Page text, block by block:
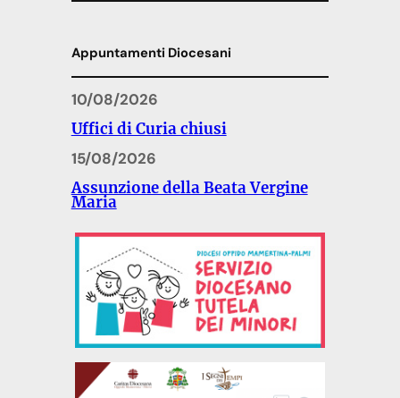
Appuntamenti Diocesani
10/08/2026
Uffici di Curia chiusi
15/08/2026
Assunzione della Beata Vergine
Maria